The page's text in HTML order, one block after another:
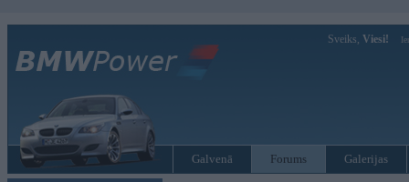
Sveiks, Viesi!
Galvenā Forums Galerijas